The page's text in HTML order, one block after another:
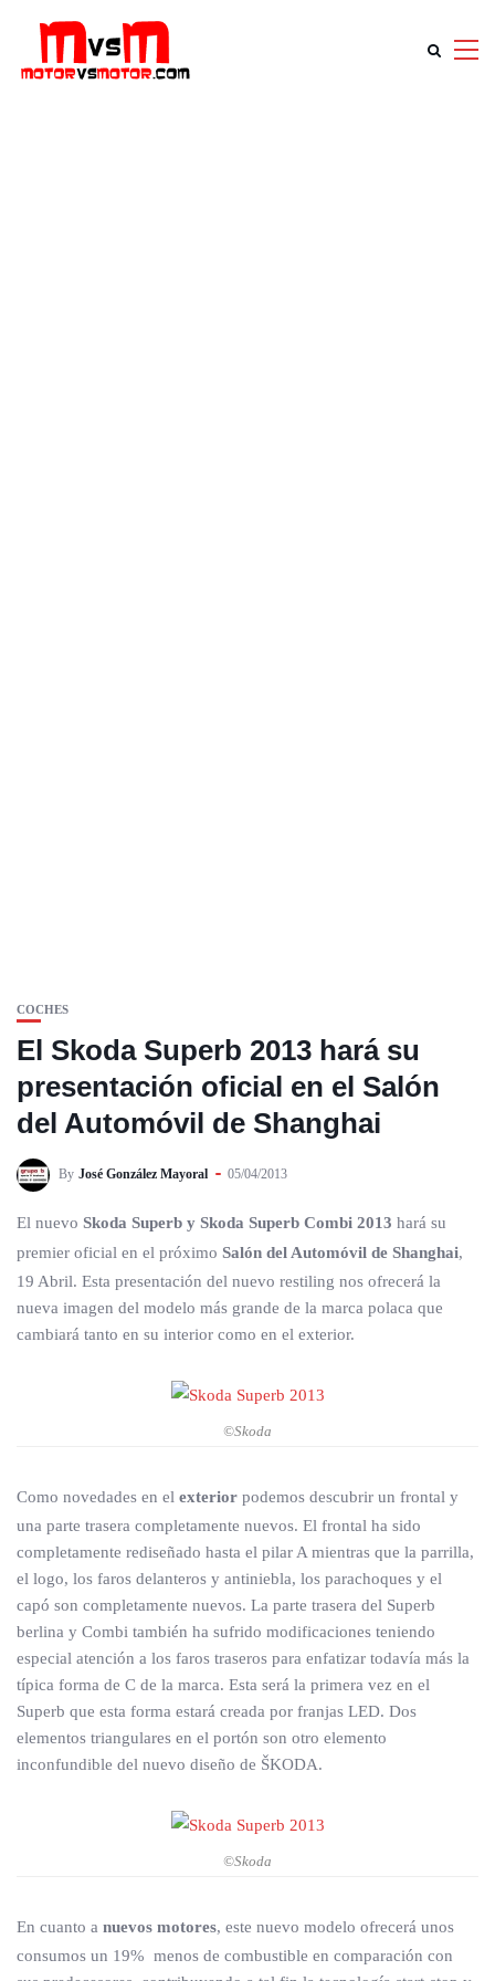
COCHES
El Skoda Superb 2013 hará su
presentación oficial en el Salón
del Automóvil de Shanghai
By José González Mayoral 05/04/2013
El nuevo Skoda Superb y Skoda Superb Combi 2013 hará su
premier oficial en el próximo Salón del Automóvil de Shanghai,
19 Abril. Esta presentación del nuevo restiling nos ofrecerá la
nueva imagen del modelo más grande de la marca polaca que
cambiará tanto en su interior como en el exterior.
©Skoda
Como novedades en el exterior podemos descubrir un frontal y
una parte trasera completamente nuevos. El frontal ha sido
completamente rediseñado hasta el pilar A mientras que la parrilla,
el logo, los faros delanteros y antiniebla, los parachoques y el
capó son completamente nuevos. La parte trasera del Superb
berlina y Combi también ha sufrido modificaciones teniendo
especial atención a los faros traseros para enfatizar todavía más la
típica forma de C de la marca. Esta será la primera vez en el
Superb que esta forma estará creada por franjas LED. Dos
elementos triangulares en el portón son otro elemento
inconfundible del nuevo diseño de ŠKODA.
©Skoda
En cuanto a nuevos motores, este nuevo modelo ofrecerá unos
consumos un 19% menos de combustible en comparación con